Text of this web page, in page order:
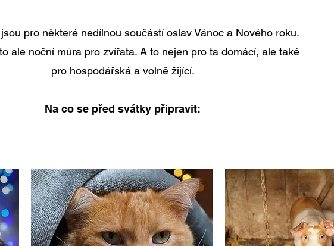
pro některé nedílnou součástí oslav Vánoc a Nového roku.
ale noční můra pro zvířata. A to nejen pro ta domácí, ale také
pro hospodářská a volně žijící.
Na co se před svátky připravit: